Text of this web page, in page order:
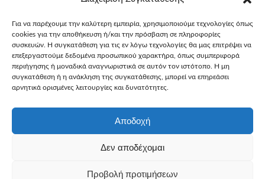
Για να παρέχουμε την καλύτερη εμπειρία, χρησιμοποιούμε τεχνολογίες όπως
cookies για την αποθήκευση ή/και την πρόσβαση σε πληροφορίες
συσκευών. Η συγκατάθεση για τις εν λόγω τεχνολογίες θα μας επιτρέψει να
επεξεργαστούμε δεδομένα προσωπικού χαρακτήρα, όπως συμπεριφορά
περιήγησης ή μοναδικά αναγνωριστικά σε αυτόν τον ιστότοπο. Η μη
συγκατάθεση ή η ανάκληση της συγκατάθεσης, μπορεί να επηρεάσει
αρνητικά ορισμένες λειτουργίες και δυνατότητες.
Αποδοχή
Δεν αποδέχομαι
Προβολή προτιμήσεων
Υποβολή Αιτήματος
NEWSLETTER
Email*